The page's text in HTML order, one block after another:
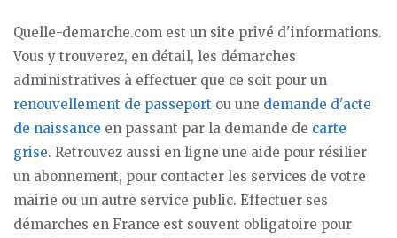
Quelle-demarche.com est un site privé d'informations.
Vous y trouverez, en détail, les démarches
administratives à effectuer que ce soit pour un
renouvellement de passeport ou une demande d'acte
de naissance en passant par la demande de carte
grise. Retrouvez aussi en ligne une aide pour résilier
un abonnement, pour contacter les services de votre
mairie ou un autre service public. Effectuer ses
démarches en France est souvent obligatoire pour